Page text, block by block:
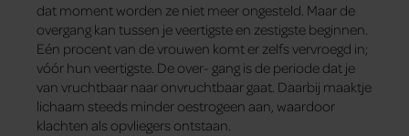
dat moment worden ze niet meer ongesteld. Maar de
overgang kan tussen je veertigste en zestigste beginnen.
Eén procent van de vrouwen komt er zelfs vervroegd in;
vóór hun veertigste. De over- gang is de periode dat je
van vruchtbaar naar onvruchtbaar gaat. Daarbij maaktje
lichaam steeds minder oestrogeen aan, waardoor
klachten als opvliegers ontstaan.